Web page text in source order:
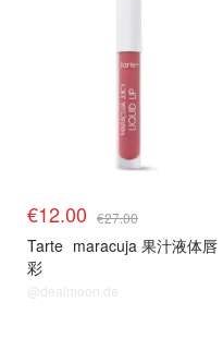
€12.00 €27.00
Tarte maracuja 果汁液体唇
彩
@dealmoon.de